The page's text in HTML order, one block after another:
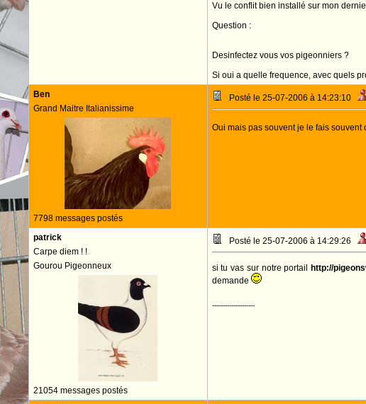
Vu le conflit bien installé sur mon
Question :
Desinfectez vous vos pigeonniers ?
Si oui a quelle frequence, avec quels
Ben
Grand Maitre Italianissime
7798 messages postés
Posté le 25-07-2006 à 14:23:10
Oui mais pas souvent je le fais
patrick
Carpe diem ! !
Gourou Pigeonneux
21054 messages postés
Posté le 25-07-2006 à 14:29:26
si tu vas sur notre portail http://
demande
--------------------